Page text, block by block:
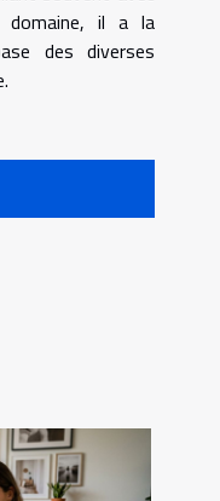
il a la
des diverses